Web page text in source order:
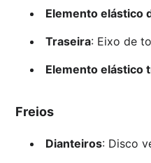
Elemento elástico
Traseira: Eixo de
Elemento elástico
Freios
Dianteiros: Disco